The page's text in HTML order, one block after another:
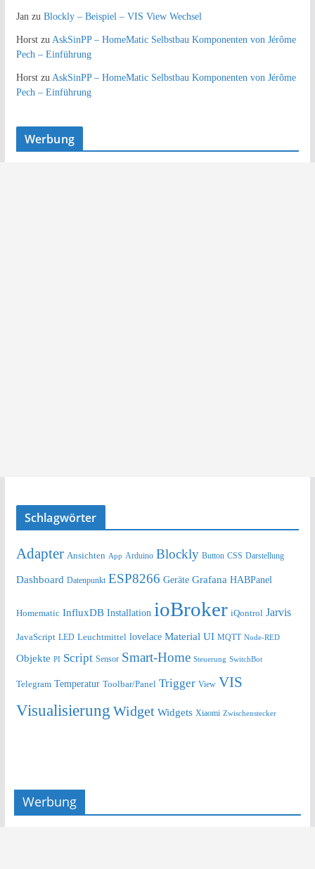
Janzu Blockly – Beispiel – VIS View Wechsel
Horstzu AskSinPP – HomeMatic Selbstbau Komponenten von Jérôme
Pech – Einführung
Horstzu AskSinPP – HomeMatic Selbstbau Komponenten von Jérôme
Pech – Einführung
Werbung
Schlagwörter
Adapter Ansichten App Arduino Blockly Button CSS Darstellung
Dashboard Datenpunkt ESP8266 Geräte Grafana HABPanel
Homematic InfluxDB Installation ioBroker iQontrol Jarvis
JavaScript LED Leuchtmittel lovelace Material UI MQTT Node-RED
Objekte PI Script Sensor Smart-Home Steuerung SwitchBot
Telegram Temperatur Toolbar/Panel Trigger View VIS
Visualisierung Widget Widgets Xiaomi Zwischenstecker
Werbung